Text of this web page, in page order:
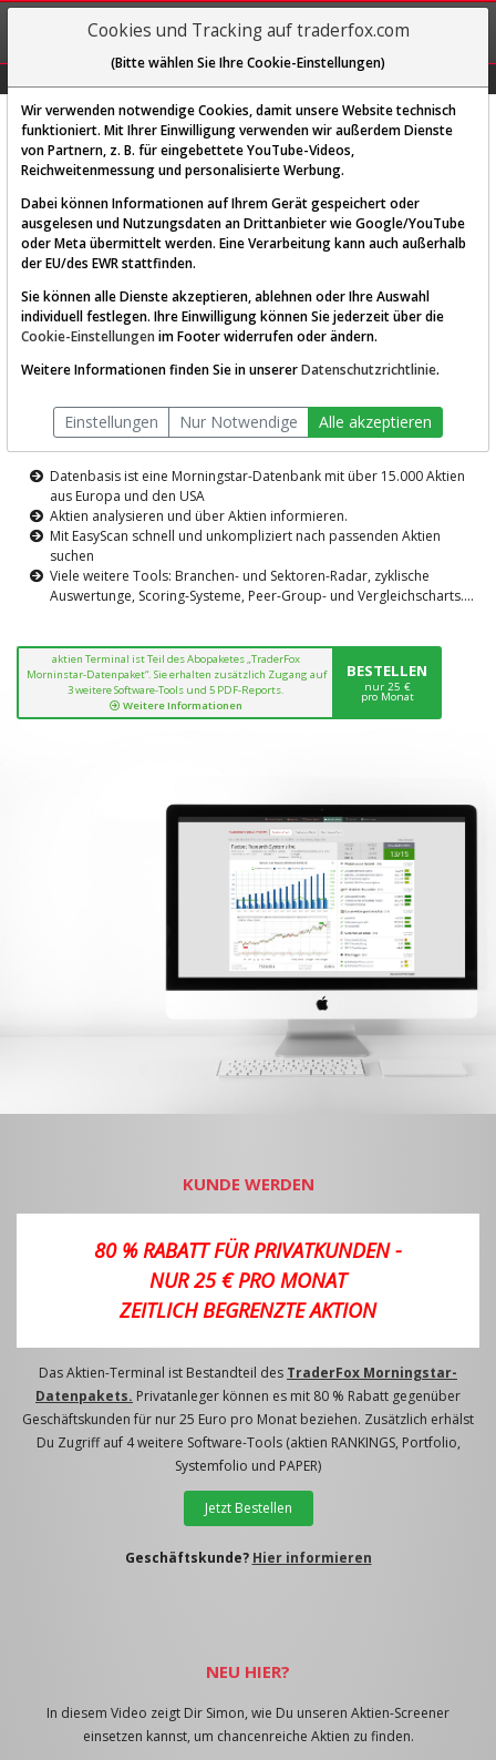
REGIS-
TRIEREN
Diese Funktion ist nur für
AKTIEN-TERMINAL
Die Aktienanalyse-Plattform von
TraderFox
Datenbasis ist eine Morningstar-Datenbank mit über 15.000 Aktien
aus Europa und den USA
Aktien analysieren und über Aktien informieren.
Mit EasyScan schnell und unkompliziert nach passenden Aktien
suchen
Viele weitere Tools: Branchen- und Sektoren-Radar, zyklische
Auswertunge, Scoring-Systeme, Peer-Group- und Vergleichscharts....
aktien Terminal ist Teil des Abopaketes „TraderFox
Morninstar-Datenpaket“. Sie erhalten zusätzlich Zugang auf
3 weitere Software-Tools und 5 PDF-Reports.
Weitere Informationen
BESTELLEN
nur 25 €
pro Monat
KUNDE WERDEN
80 % RABATT FÜR PRIVATKUNDEN -
NUR 25 € PRO MONAT
ZEITLICH BEGRENZTE AKTION
Das Aktien-Terminal ist Bestandteil des TraderFox Morningstar-
Datenpakets. Privatanleger können es mit 80 % Rabatt gegenüber
Geschäftskunden für nur 25 Euro pro Monat beziehen. Zusätzlich erhälst
Du Zugriff auf 4 weitere Software-Tools (aktien RANKINGS, Portfolio,
Systemfolio und PAPER)
Jetzt Bestellen
Geschäftskunde? Hier informieren
NEU HIER?
In diesem Video zeigt Dir Simon, wie Du unseren Aktien-Screener
einsetzen kannst, um chancenreiche Aktien zu finden.
Cookies und Tracking auf traderfox.com
(Bitte wählen Sie Ihre Cookie-Einstellungen)
Wir verwenden notwendige Cookies, damit unsere Website technisch
funktioniert. Mit Ihrer Einwilligung verwenden wir außerdem Dienste
von Partnern, z. B. für eingebettete YouTube-Videos,
Reichweitenmessung und personalisierte Werbung.
Dabei können Informationen auf Ihrem Gerät gespeichert oder
ausgelesen und Nutzungsdaten an Drittanbieter wie Google/YouTube
oder Meta übermittelt werden. Eine Verarbeitung kann auch außerhalb
der EU/des EWR stattfinden.
Sie können alle Dienste akzeptieren, ablehnen oder Ihre Auswahl
individuell festlegen. Ihre Einwilligung können Sie jederzeit über die
Cookie-Einstellungen im Footer widerrufen oder ändern.
Weitere Informationen finden Sie in unsererDatenschutzrichtlinie.
Einstellungen Nur Notwendige Alle akzeptieren